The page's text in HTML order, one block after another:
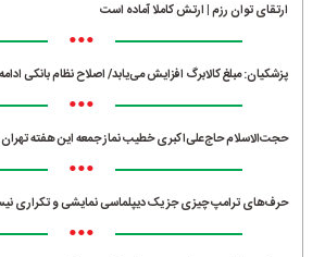
ارتقای توان رزم | ارتش کاملا آماده است
•••
پزشکیان: مبلغ کالابرگ افزایش می‌یابد/ اصلاح نظام بانکی
•••
حجت‌الاسلام حاج‌علی‌اکبری خطیب نماز جمعه این هفته تهران
•••
حرف‌های ترامپ چیزی جز یک دیپلماسی نمایشی و تکراری
•••